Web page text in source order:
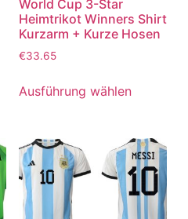
World Cup 3-Star
Heimtrikot Winners Shirt
Kurzarm + Kurze Hosen
€33.65
Ausführung wählen